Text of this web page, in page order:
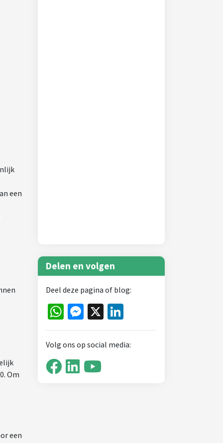
een
Om
een
Delen en volgen
Deel deze pagina of blog:
WhatsApp
Messenger
X
Volg ons op social media: